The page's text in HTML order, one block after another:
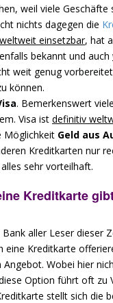
weil viele Geschäfte
nichts dagegen die
weltweit einsetzbar, hat
bekannt und auch
weit genug
können.
. Bemerkenswert
Visa ist definitiv
Möglichkeit Geld aus
Kreditkarten nur
sehr vorteilhaft.
Kreditkarte
aller Leser dieser
eine Kreditkarte
Wobei hier
Option führt oft zu
stellt sich die